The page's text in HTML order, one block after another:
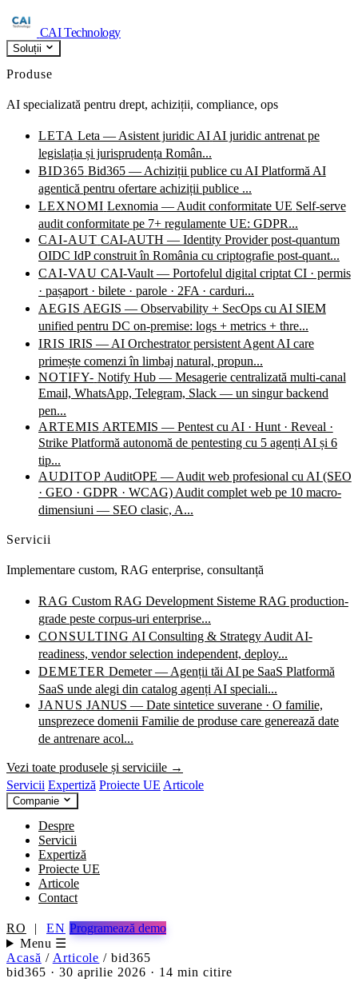
CAI Technology
Soluții
Produse
AI specializată pentru drept, achiziții, compliance, ops
LETA Leta — Asistent juridic AI AI juridic antrenat pe
legislația și jurisprudența Român...
BID365 Bid365 — Achiziții publice cu AI Platformă AI
agentică pentru ofertare achiziții publice ...
LEXNOMI Lexnomia — Audit conformitate UE Self-serve
audit conformitate pe 7+ regulamente UE: GDPR...
CAI-AUT CAI-AUTH — Identity Provider post-quantum
OIDC IdP construit în România cu criptografie post-quant...
CAI-VAU CAI-Vault — Portofelul digital criptat CI · permis
· pașaport · bilete · parole · 2FA · carduri...
AEGIS AEGIS — Observability + SecOps cu AI SIEM
unified pentru DC on-premise: logs + metrics + thre...
IRIS IRIS — AI Orchestrator persistent Agent AI care
primește comenzi în limbaj natural, propun...
NOTIFY- Notify Hub — Mesagerie centralizată multi-canal
Email, WhatsApp, Telegram, Slack — un singur backend
pen...
ARTEMIS ARTEMIS — Pentest cu AI · Hunt · Reveal ·
Strike Platformă autonomă de pentesting cu 5 agenți AI și 6
tip...
AUDITOP AuditOPE — Audit web profesional cu AI (SEO
· GEO · GDPR · WCAG) Audit complet web pe 10 macro-
dimensiuni — SEO clasic, A...
Servicii
Implementare custom, RAG enterprise, consultanță
RAG Custom RAG Development Sisteme RAG production-
grade peste corpus-uri enterprise...
CONSULTING AI Consulting & Strategy Audit AI-
readiness, vendor selection independent, deploy...
DEMETER Demeter — Agenții tăi AI pe SaaS Platformă
SaaS unde alegi din catalog agenți AI speciali...
JANUS JANUS — Date sintetice suverane · O familie,
unsprezece domenii Familie de produse care generează date
de antrenare acol...
Vezi toate produsele și serviciile →
Servicii Expertiză Proiecte UE Articole
Companie
Despre
Servicii
Expertiză
Proiecte UE
Articole
Contact
RO | EN Programează demo
Menu ☰
Acasă / Articole / bid365
bid365 · 30 aprilie 2026 · 14 min citire